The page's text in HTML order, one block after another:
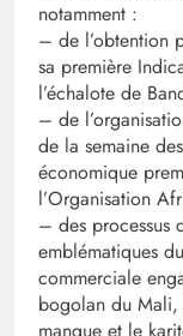
notamment :
– de l’obtention
sa première
l’échalote de
– de
de la semaine
économique
l’Organisation
– des processus
emblématiques
commerciale
bogolan du Mali,
mangue et le